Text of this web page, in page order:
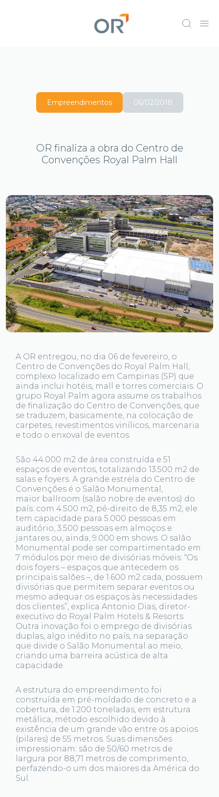
Empreendimentos 06/02/2018
OR finaliza a obra do Centro de
Convenções Royal Palm Hall
A OR entregou, no dia 06 de fevereiro, o
Centro de Convenções do Royal Palm Hall,
complexo localizado em Campinas (SP) que
ainda inclui hotéis, mall e torres comerciais. O
grupo Royal Palm agora assume os trabalhos
de finalização do Centro de Convenções, que
se traduzem, basicamente, na colocação de
carpetes, revestimentos vinílicos, marcenaria
e todo o enxoval de eventos.
São 44.000 m2 de área construída e 51
espaços de eventos, totalizando 13.500 m2 de
salas e foyers. A grande estrela do Centro de
Convenções é o Salão Monumental,
maior ballroom (salão nobre de eventos) do
país: com 4.500 m2, pé-direito de 8,35 m2, ele
tem capacidade para 5.000 pessoas em
auditório, 3.500 pessoas em almoços e
jantares ou, ainda, 9.000 em shows. O salão
Monumental pode ser compartimentado em
7 módulos por meio de divisórias móveis: “Os
dois foyers – espaços que antecedem os
principais salões –, de 1.600 m2 cada, possuem
divisórias que permitem separar eventos ou
mesmo adequar os espaços às necessidades
dos clientes”, explica Antonio Dias, diretor-
executivo do Royal Palm Hotels & Resorts.
Outra inovação foi o emprego de divisórias
duplas, algo inédito no país, na separação
que divide o Salão Monumental ao meio,
criando uma barreira acústica de alta
capacidade.
A estrutura do empreendimento foi
construída em pré-moldado de concreto e a
cobertura, de 1.200 toneladas, em estrutura
metálica, método escolhido devido à
existência de um grande vão entre os apoios
(pilares) de 55 metros. Suas dimensões
impressionam: são de 50/60 metros de
largura por 88,71 metros de comprimento,
perfazendo-o um dos maiores da América do
Sul.